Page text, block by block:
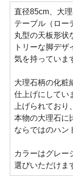
直径85cm、大
テーブル（ロー
丸型の天板形状
トリーな脚デ
気を持っていま
大理石柄の化粧
仕上げにしてい
上げられており
本物の大理石に
ならではのハン
カラーはグレー
選びいただけま